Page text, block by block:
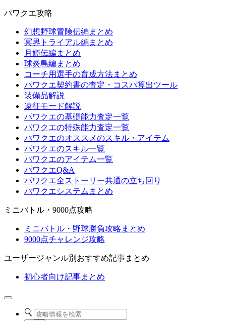
パワクエ攻略
幻想野球冒険伝編まとめ
冥界トライアル編まとめ
月姫伝編まとめ
球炎島編まとめ
コーチ用選手の育成方法まとめ
パワクエ契約書の査定・コスパ算出ツール
装備品解説
遠征モード解説
パワクエの基礎能力査定一覧
パワクエの特殊能力査定一覧
パワクエのオススメのスキル・アイテム
パワクエのスキル一覧
パワクエのアイテム一覧
パワクエQ&A
パワクエ全ストーリー共通の立ち回り
パワクエシステムまとめ
ミニバトル・9000点攻略
ミニバトル・野球勝負攻略まとめ
9000点チャレンジ攻略
ユーザージャンル別おすすめ記事まとめ
初心者向け記事まとめ